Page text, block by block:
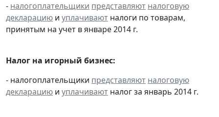
- налогоплательщики представляют налоговую
декларацию и уплачивают налоги по товарам,
принятым на учет в январе 2014 г.
Налог на игорный бизнес:
- налогоплательщики представляют налоговую
декларацию и уплачивают налог за январь 2014 г.